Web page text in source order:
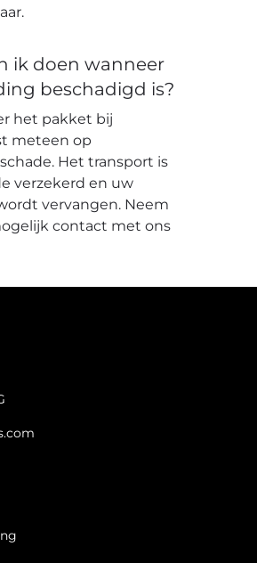
ik doen wanneer
beschadigd is?
het pakket bij
meteen op
Het transport is
verzekerd en uw
vervangen. Neem
contact met ons